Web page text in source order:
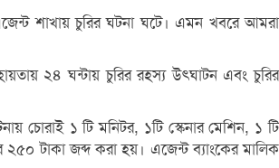
শাখায় চুরির ঘটনা ঘটে। এমন খবরে আমরা
২৪ ঘন্টায় চুরির রহস্য উৎঘাটন এবং চুরির
চোরাই ১ টি মনিটর, ১টি স্কেনার মেশিন, ১ টি
২৫০ টাকা জব্দ করা হয়। এজেন্ট ব্যাংকের মালিক